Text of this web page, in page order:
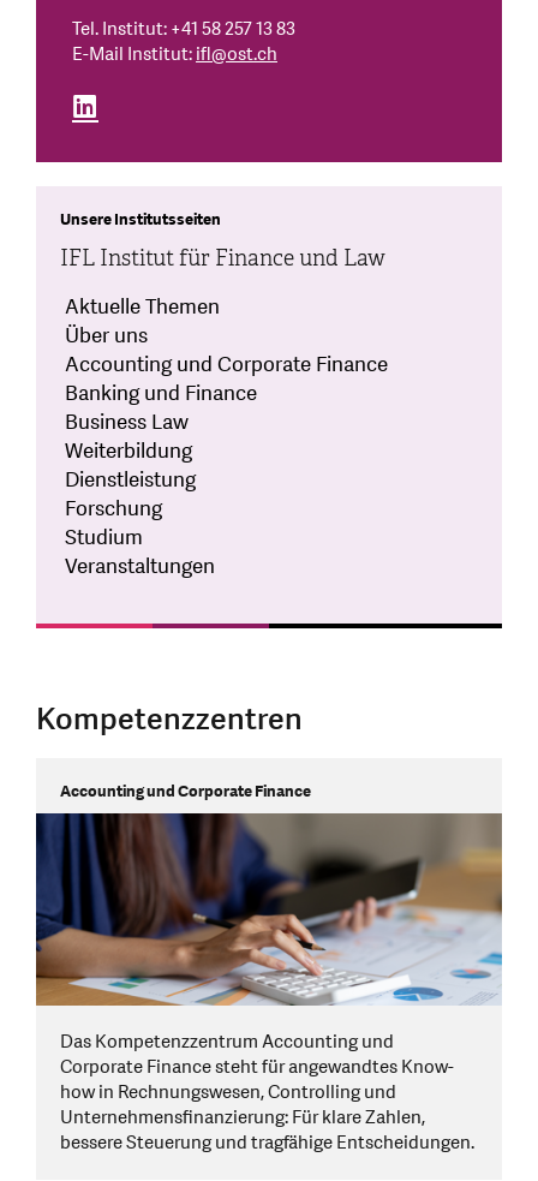
Tel. Institut: +41 58 257 13 83
E-Mail Institut:ifl@ost.ch
find us on: linkedin
Unsere Institutsseiten
IFL Institut für Finance und Law
Aktuelle Themen
Über uns
Accounting und Corporate Finance
Banking und Finance
Business Law
Weiterbildung
Dienstleistung
Forschung
Studium
Veranstaltungen
Kompetenzzentren
Accounting und Corporate Finance
Das Kompetenzzentrum Accounting und
Corporate Finance steht für angewandtes Know-
how in Rechnungswesen, Controlling und
Unternehmensfinanzierung: Für klare Zahlen,
bessere Steuerung und tragfähige Entscheidungen.